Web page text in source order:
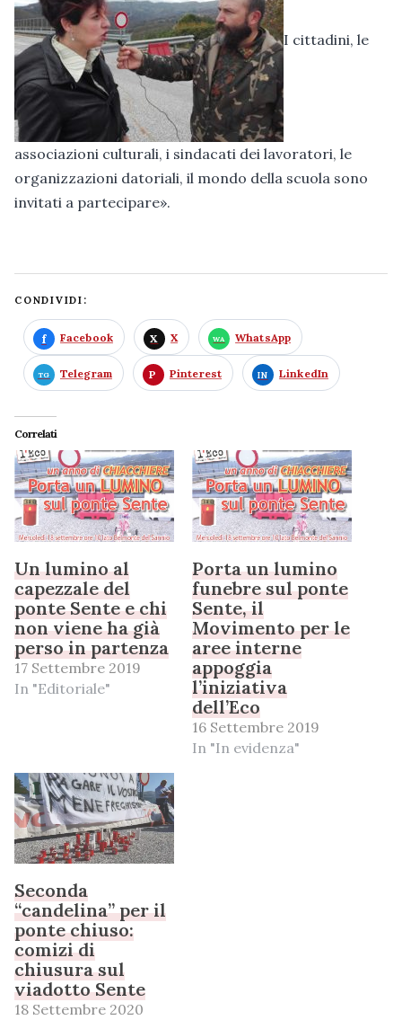
I cittadini, le
associazioni culturali, i sindacati dei lavoratori, le
organizzazioni datoriali, il mondo della scuola sono
invitati a partecipare».
CONDIVIDI:
Facebook X WhatsApp
Telegram Pinterest LinkedIn
Correlati
Un lumino al
capezzale del
ponte Sente e chi
non viene ha già
perso in partenza
17 Settembre 2019
In "Editoriale"
Porta un lumino
funebre sul ponte
Sente, il
Movimento per le
aree interne
appoggia
l’iniziativa
dell’Eco
16 Settembre 2019
In "In evidenza"
Seconda
“candelina” per il
ponte chiuso:
comizi di
chiusura sul
viadotto Sente
18 Settembre 2020